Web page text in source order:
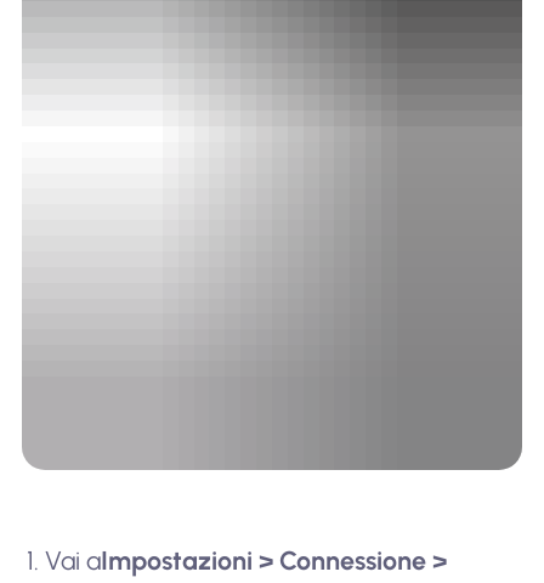
Vai aImpostazioni > Connessione >